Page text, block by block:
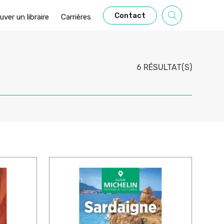
un libraire Carrières Contact
6 RÉSULTAT(S)